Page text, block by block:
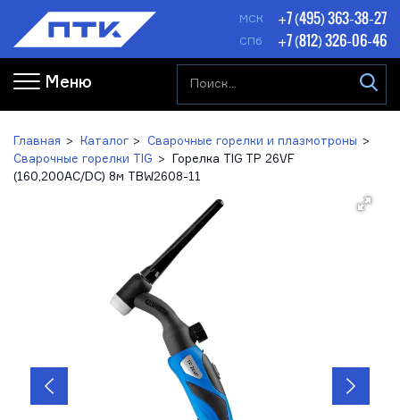
МСК +7 (495) 363-38-27
СПб +7 (812) 326-06-46
Меню
Главная Каталог
Сварочные горелки и плазмотроны
Сварочные горелки TIG
Горелка TIG TP 26VF
(160,200AC/DC) 8м TBW2608-11